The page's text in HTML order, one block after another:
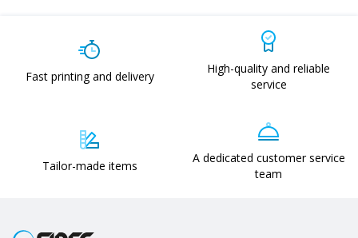
Fast printing and delivery
High-quality and reliable
service
Tailor-made items
A dedicated customer service
team